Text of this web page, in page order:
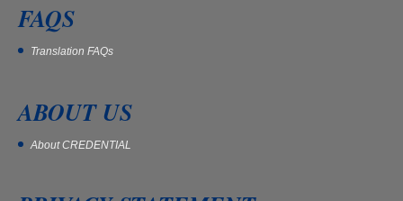
FAQS
Translation FAQs
ABOUT US
About CREDENTIAL